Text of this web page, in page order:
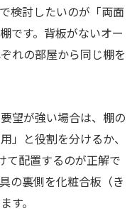
検討したいのが「両面
です。背板がないオー
れの部屋から同じ棚を
望が強い場合は、棚の
」と役割を分けるか、
て配置するのが正解で
の裏側を化粧合板（き
す。